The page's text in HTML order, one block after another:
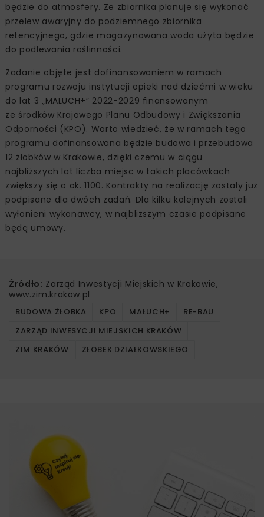
będzie do atmosfery. Ze zbiornika planuje się wykonać
przelew awaryjny do podziemnego zbiornika
retencyjnego, gdzie magazynowana woda użyta będzie
do podlewania roślinności.
Zadanie objęte jest dofinansowaniem w ramach
programu rozwoju instytucji opieki nad dziećmi w wieku
do lat 3 „MALUCH+” 2022-2029 finansowanym
ze środków Krajowego Planu Odbudowy i Zwiększania
Odporności (KPO). Warto wiedzieć, że w ramach tego
programu dofinansowana będzie budowa i przebudowa
12 żłobków w Krakowie, dzięki czemu w ciągu
najbliższych lat liczba miejsc w takich placówkach
zwiększy się o ok. 1100. Kontrakty na realizację zostały już
podpisane dla dwóch zadań. Dla kilku kolejnych zostali
wyłonieni wykonawcy, w najbliższym czasie podpisane
będą umowy.
Źródło: Zarząd Inwestycji Miejskich w Krakowie,
www.zim.krakow.pl
BUDOWA ŻŁOBKA KPO MAŁUCH+
RE-BAU
ZARZĄD INWESYCJI MIEJSKICH KRAKÓW
ZIM KRAKÓW
ŻŁOBEK DZIAŁKOWSKIEGO